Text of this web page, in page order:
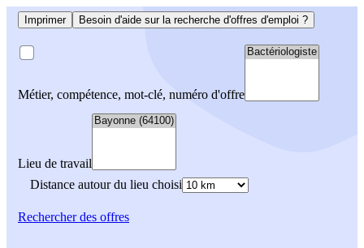
Imprimer Besoin d'aide sur la recherche d'offres d'emploi ?
Métier, compétence, mot-clé, numéro d'offre
Lieu de travail
Distance autour du lieu choisi
Rechercherdes offres